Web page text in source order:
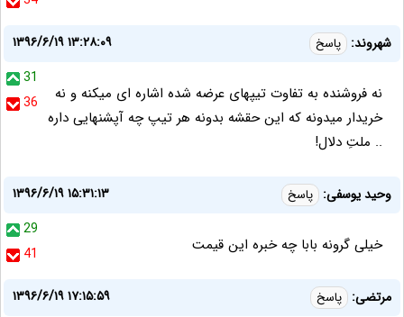
شهروند: پاسخ
۱۳۹۶/۶/۱۹ ۱۳:۲۸:۰۹
31
36
نه فروشنده به تفاوت تیپهای عرضه شده اشاره ای میکنه و نه
خریدار میدونه که این حقشه بدونه هر تیپ چه آپشنهایی داره
.. ملتِ دلال!
وحید یوسفی: پاسخ
۱۳۹۶/۶/۱۹ ۱۵:۳۱:۱۳
29
41
خیلی گرونه بابا چه خبره این قیمت
مرتضى: پاسخ
۱۳۹۶/۶/۱۹ ۱۷:۱۵:۵۹